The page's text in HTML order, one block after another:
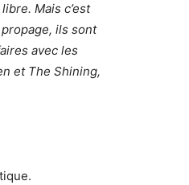
Mais c’est
ils sont
avec les
et The Shining,